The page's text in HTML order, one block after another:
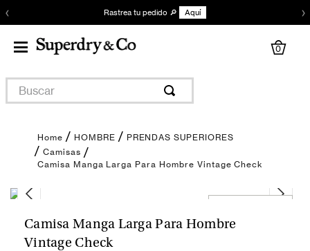
‹ Rastrea tu pedido 🔎 Aquí ›
0
Buscar
HOMBRE
PRENDAS SUPERIORES
Camisas
Camisa Manga Larga Para Hombre Vintage Check
Camisa Manga Larga Para Hombre
Vintage Check